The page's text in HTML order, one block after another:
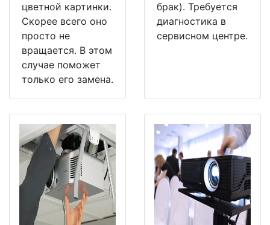
цветной картинки.
Скорее всего оно
просто не
вращается. В этом
случае поможет
только его замена.
брак). Требуется
диагностика в
сервисном центре.